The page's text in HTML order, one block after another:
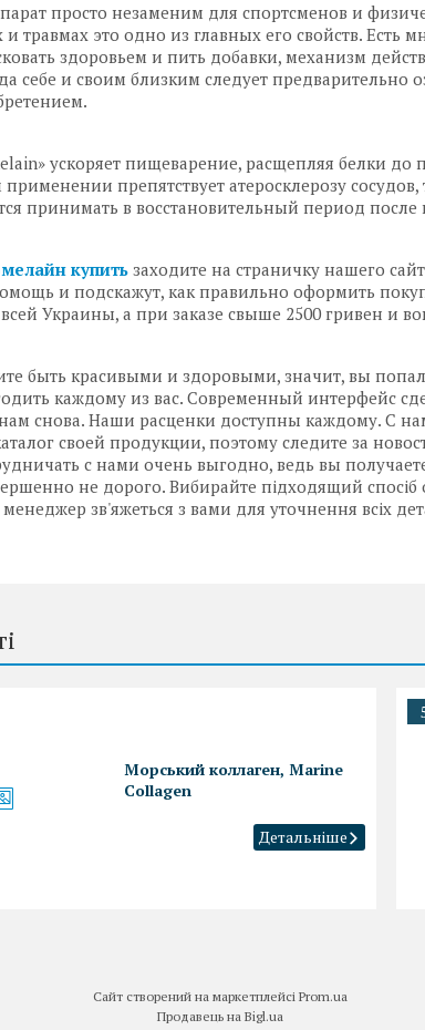
просто незаменим для спортсменов и
и травмах это одно из главных его свойств.
здоровьем и пить добавки, механизм
себе и своим близким следует предварительно
ускоряет пищеварение, расщепляя белки
препятствует атеросклерозу
принимать в восстановительный период после
купить заходите на страничку нашего
и подскажут, как правильно оформить
Украины, а при заказе свыше 2500 гривен и
быть красивыми и здоровыми, значит, вы
каждому из вас. Современный интерфейс
нам снова. Наши расценки доступны каждому. С
своей продукции, поэтому следите за
с нами очень выгодно, ведь вы
не дорого. Вибирайте підходящий спосіб
зв'яжеться з вами для уточнення всіх
Морський коллаген, Marine
Collagen
Сайт створений на маркетплейсі Prom.ua
Продавець на Bigl.ua